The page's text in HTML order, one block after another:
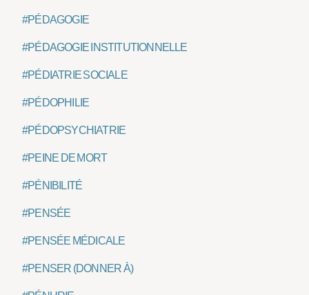
#PÉDAGOGIE
#PÉDAGOGIE INSTITUTIONNELLE
#PÉDIATRIE SOCIALE
#PÉDOPHILIE
#PÉDOPSYCHIATRIE
#PEINE DE MORT
#PÉNIBILITÉ
#PENSÉE
#PENSÉE MÉDICALE
#PENSER (DONNER À)